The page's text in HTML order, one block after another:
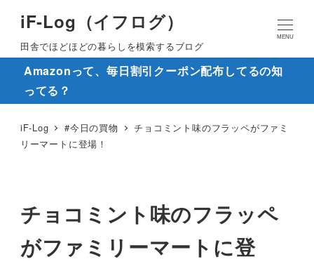
iF-Log（イフログ）
田舎でほどほどの暮らしを模索するブログ
MENU
Amazonって、毎日割引クーポン配布してるの知
ってる？
iF-Log #今日の買物
チョコミント味のフラッペがファミ
リーマートに登場！
チョコミント味のフラッペ
がファミリーマートに登